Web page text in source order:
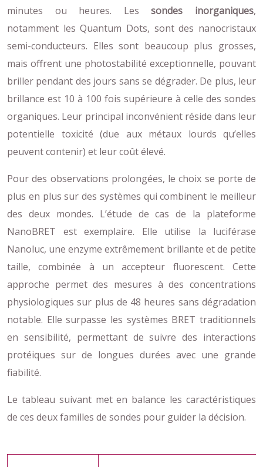
minutes ou heures. Lessondes inorganiques,
notamment les Quantum Dots, sont des nanocristaux
semi-conducteurs. Elles sont beaucoup plus grosses,
mais offrent une photostabilité exceptionnelle, pouvant
briller pendant des jours sans se dégrader. De plus, leur
brillance est 10 à 100 fois supérieure à celle des sondes
organiques. Leur principal inconvénient réside dans leur
potentielle toxicité (due aux métaux lourds qu’elles
peuvent contenir) et leur coût élevé.
Pour des observations prolongées, le choix se porte de
plus en plus sur des systèmes qui combinent le meilleur
des deux mondes. L’étude de cas de la plateforme
NanoBRET est exemplaire. Elle utilise la luciférase
Nanoluc, une enzyme extrêmement brillante et de petite
taille, combinée à un accepteur fluorescent. Cette
approche permet des mesures à des concentrations
physiologiques sur plus de 48 heures sans dégradation
notable. Elle surpasse les systèmes BRET traditionnels
en sensibilité, permettant de suivre des interactions
protéiques sur de longues durées avec une grande
fiabilité.
Le tableau suivant met en balance les caractéristiques
de ces deux familles de sondes pour guider la décision.